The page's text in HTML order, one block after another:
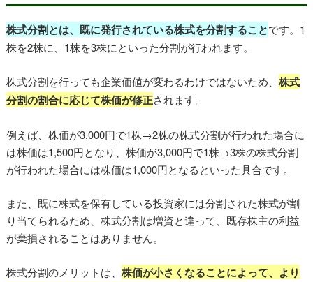
株式分割とは、既に発行されている株式を分割することです。1
株を2株に、1株を3株にといった分割が行われます。
株式分割を行っても企業価値が変わるわけではないため、 株式
分割の割合に応じて株価が修正されます。
例えば、株価が3,000円で1株→2株の株式分割が行われた場合に
は株価は1,500円となり、株価が3,000円で1株→3株の株式分割
が行われた場合には株価は1,000円となるといった具合です。
また、既に株式を保有している投資家には分割された株式が割
り当てられるため、株式分割は増資と違って、既存株主の利益
が棄損されることはありません。
株式分割のメリットは、 株価が小さくなることによって、より